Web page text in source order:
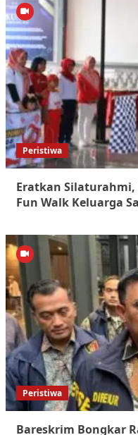
Peristiwa
Eratkan Silaturahmi,
Fun Walk Keluarga
Peristiwa
Bareskrim Bongkar